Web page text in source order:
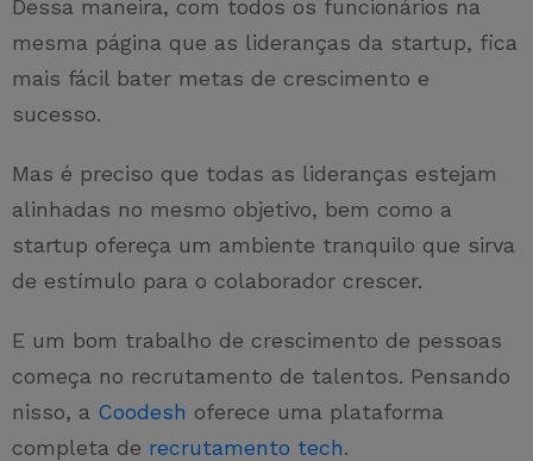
Dessa maneira, com todos os funcionários na
mesma página que as lideranças da startup, fica
mais fácil bater metas de crescimento e
sucesso.
Mas é preciso que todas as lideranças estejam
alinhadas no mesmo objetivo, bem como a
startup ofereça um ambiente tranquilo que sirva
de estímulo para o colaborador crescer.
E um bom trabalho de crescimento de pessoas
começa no recrutamento de talentos. Pensando
nisso, a Coodesh oferece uma plataforma
completa de recrutamento tech.